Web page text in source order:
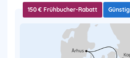
150 € Frühbucher-Rabatt